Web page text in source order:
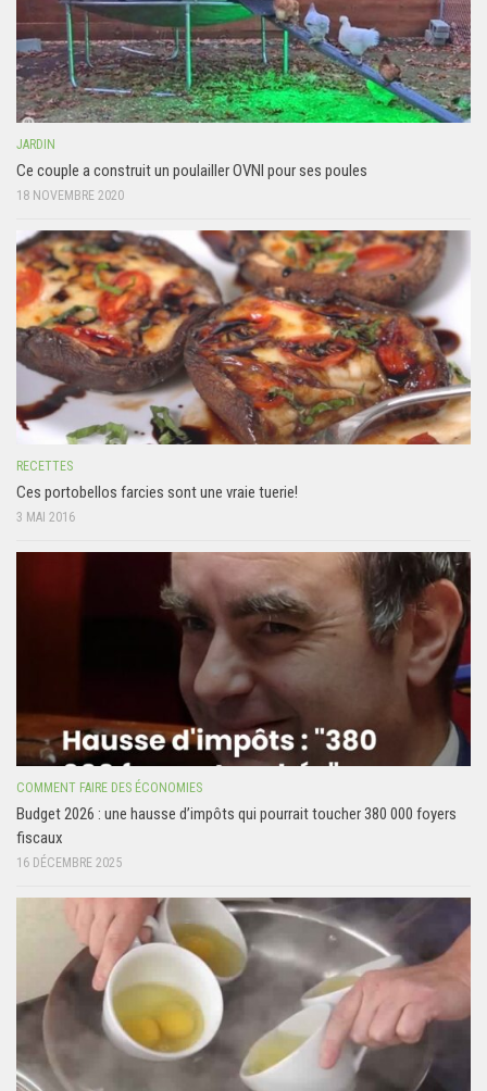
JARDIN
Ce couple a construit un poulailler OVNI pour ses poules
18 NOVEMBRE 2020
RECETTES
Ces portobellos farcies sont une vraie tuerie!
3 MAI 2016
COMMENT FAIRE DES ÉCONOMIES
Budget 2026 : une hausse d’impôts qui pourrait toucher 380 000 foyers
fiscaux
16 DÉCEMBRE 2025